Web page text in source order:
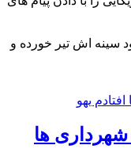
سینه اش تیر خورده و
شهرداری ها